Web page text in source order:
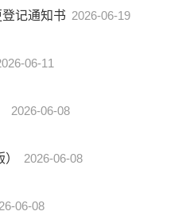
记通知书 2026-06-19
06-11
2026-06-08
2026-06-08
06-08